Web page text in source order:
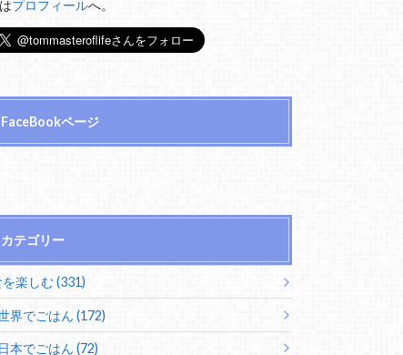
プロフィールへ。
FaceBookページ
カテゴリー
を楽しむ (331)
界でごはん (172)
日本でごはん (72)